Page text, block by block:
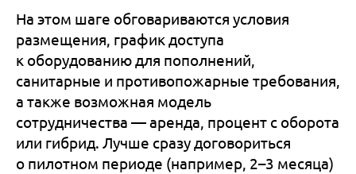
На этом шаге обговариваются условия
размещения, график доступа
к оборудованию для пополнений,
санитарные и противопожарные требования,
а также возможная модель
сотрудничества — аренда, процент с оборота
или гибрид. Лучше сразу договориться
о пилотном периоде (например, 2–3 месяца)